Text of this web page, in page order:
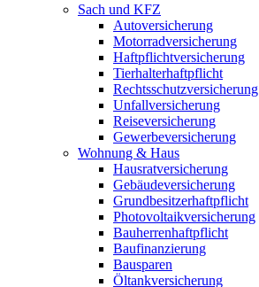
Sach und KFZ
Autoversicherung
Motorradversicherung
Haftpflichtversicherung
Tierhalterhaftpflicht
Rechtsschutzversicherung
Unfallversicherung
Reiseversicherung
Gewerbeversicherung
Wohnung & Haus
Hausratversicherung
Gebäudeversicherung
Grundbesitzerhaftpflicht
Photovoltaikversicherung
Bauherrenhaftpflicht
Baufinanzierung
Bausparen
Öltankversicherung